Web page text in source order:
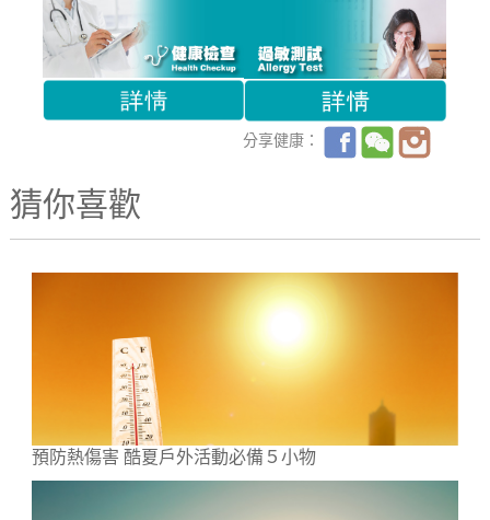
分享健康：
猜你喜歡
預防熱傷害 酷夏戶外活動必備５小物